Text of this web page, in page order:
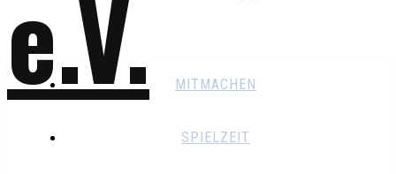
MITMACHEN
SPIELZEIT